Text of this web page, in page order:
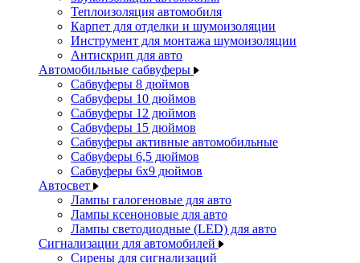
Теплоизоляция автомобиля
Карпет для отделки и шумоизоляции
Инструмент для монтажа шумоизоляции
Антискрип для авто
Автомобильные сабвуферы
Сабвуферы 8 дюймов
Сабвуферы 10 дюймов
Сабвуферы 12 дюймов
Сабвуферы 15 дюймов
Сабвуферы активные автомобильные
Сабвуферы 6,5 дюймов
Сабвуферы 6x9 дюймов
Автосвет
Лампы галогеновые для авто
Лампы ксеноновые для авто
Лампы светодиодные (LED) для авто
Сигнализации для автомобилей
Сирены для сигнализаций